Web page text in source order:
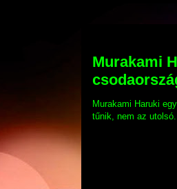
Murakami
Murakami Haruki
tűnik, nem az